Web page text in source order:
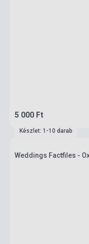
5 000 Ft
Készlet: 1-10 darab
Weddings Factfiles -